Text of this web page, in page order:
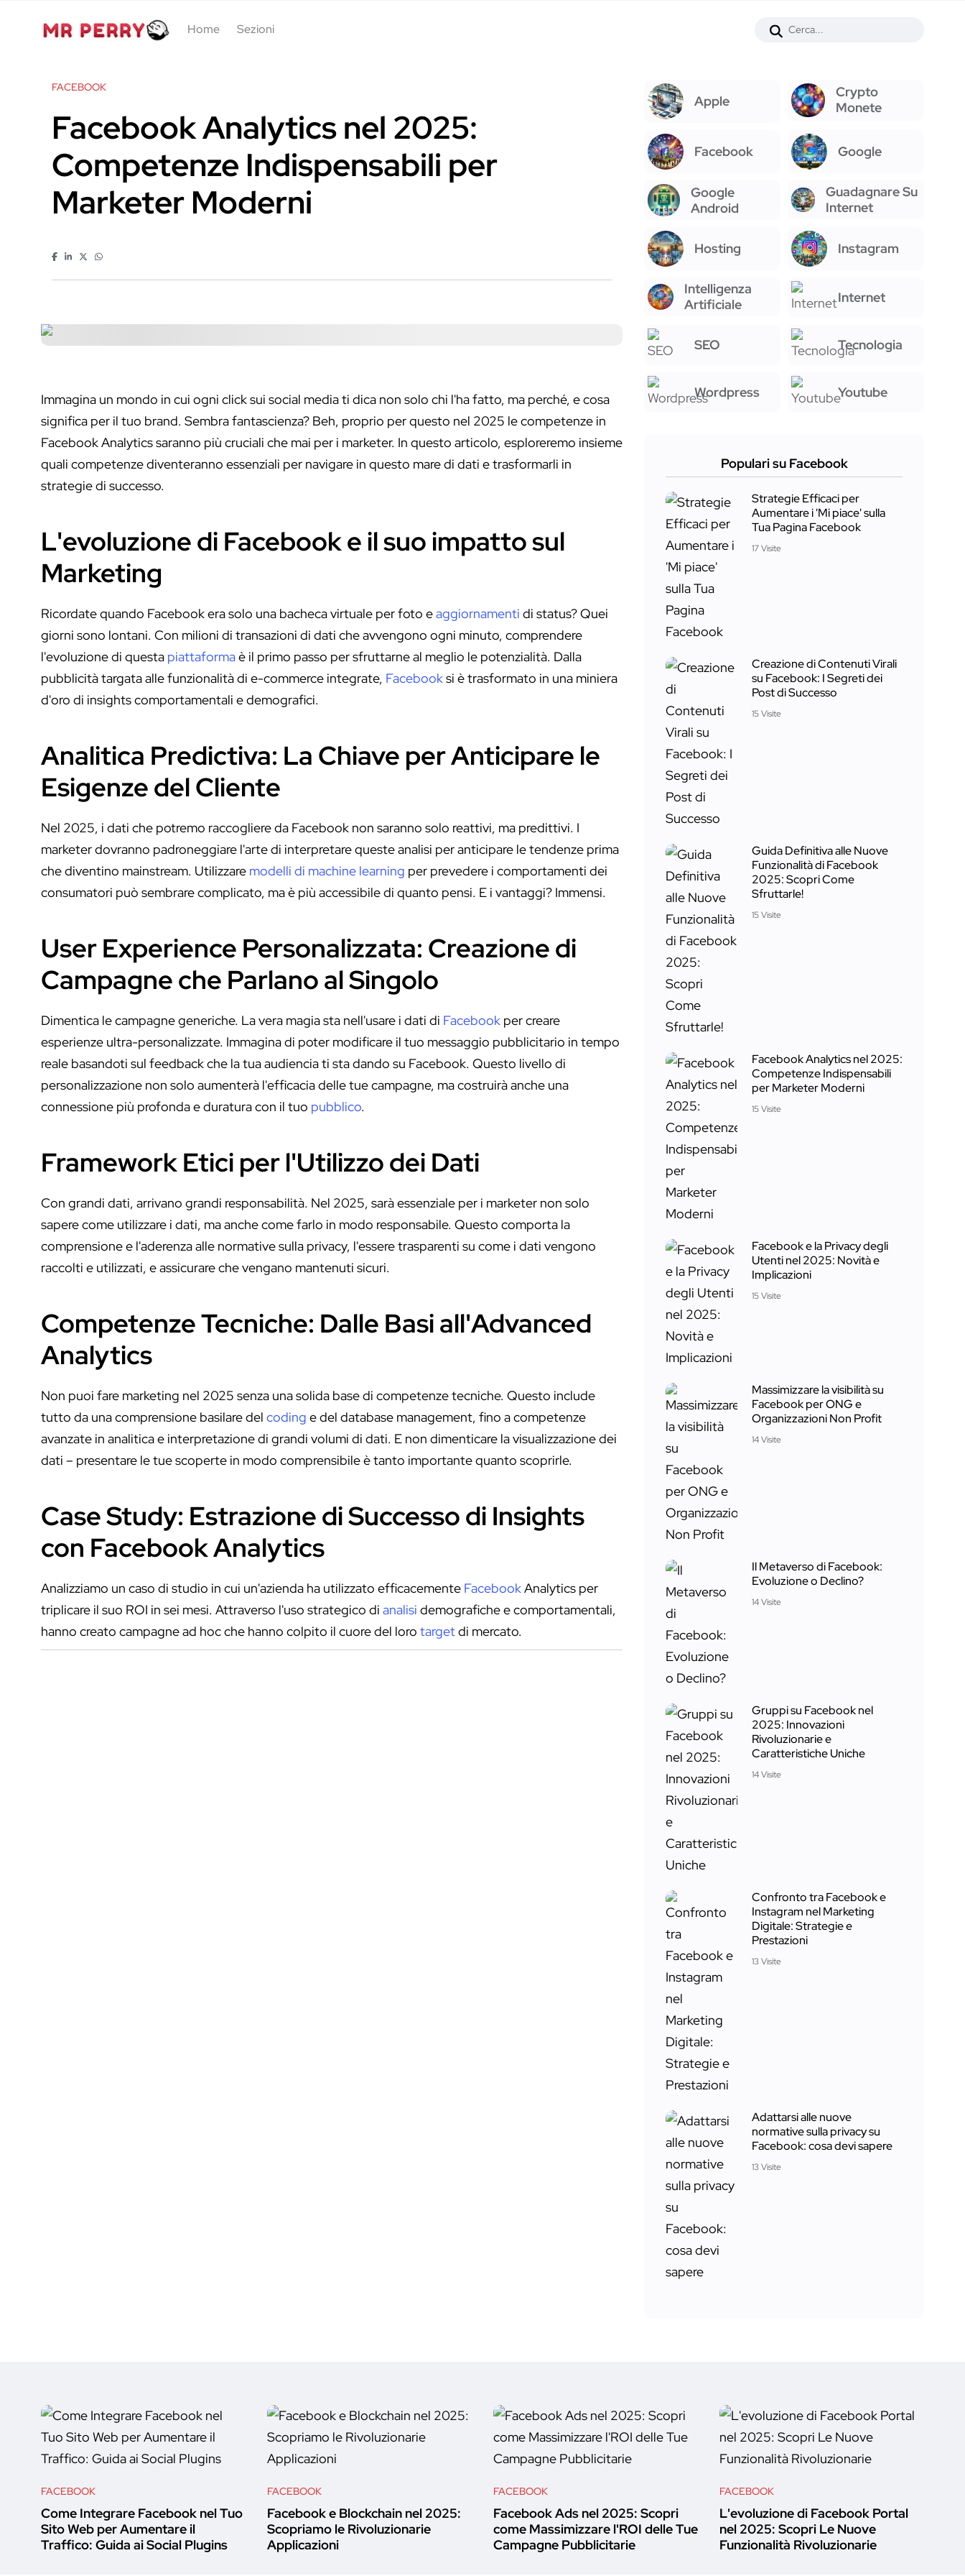
Home Sezioni
FACEBOOK
Facebook Analytics nel 2025:
Competenze Indispensabili per
Marketer Moderni
Immagina un mondo in cui ogni click sui social media ti dica non solo chi l'ha fatto, ma perché, e cosa
significa per il tuo brand. Sembra fantascienza? Beh, proprio per questo nel 2025 le competenze in
Facebook Analytics saranno più cruciali che mai per i marketer. In questo articolo, esploreremo insieme
quali competenze diventeranno essenziali per navigare in questo mare di dati e trasformarli in
strategie di successo.
L'evoluzione di Facebook e il suo impatto sul
Marketing
Ricordate quando Facebook era solo una bacheca virtuale per foto eaggiornamenti di status? Quei
giorni sono lontani. Con milioni di transazioni di dati che avvengono ogni minuto, comprendere
l'evoluzione di questa piattaformaè il primo passo per sfruttarne al meglio le potenzialità. Dalla
pubblicità targata alle funzionalità di e-commerce integrate, Facebooksi è trasformato in una miniera
d'oro di insights comportamentali e demografici.
Analitica Predictiva: La Chiave per Anticipare le
Esigenze del Cliente
Nel 2025, i dati che potremo raccogliere da Facebook non saranno solo reattivi, ma predittivi. I
marketer dovranno padroneggiare l'arte di interpretare queste analisi per anticipare le tendenze prima
che diventino mainstream. Utilizzare modelli di machine learning per prevedere i comportamenti dei
consumatori può sembrare complicato, ma è più accessibile di quanto pensi. E i vantaggi? Immensi.
User Experience Personalizzata: Creazione di
Campagne che Parlano al Singolo
Dimentica le campagne generiche. La vera magia sta nell'usare i dati di Facebook per creare
esperienze ultra-personalizzate. Immagina di poter modificare il tuo messaggio pubblicitario in tempo
reale basandoti sul feedback che la tua audiencia ti sta dando su Facebook. Questo livello di
personalizzazione non solo aumenterà l'efficacia delle tue campagne, ma costruirà anche una
connessione più profonda e duratura con il tuo pubblico.
Framework Etici per l'Utilizzo dei Dati
Con grandi dati, arrivano grandi responsabilità. Nel 2025, sarà essenziale per i marketer non solo
sapere come utilizzare i dati, ma anche come farlo in modo responsabile. Questo comporta la
comprensione e l'aderenza alle normative sulla privacy, l'essere trasparenti su come i dati vengono
raccolti e utilizzati, e assicurare che vengano mantenuti sicuri.
Competenze Tecniche: Dalle Basi all'Advanced
Analytics
Non puoi fare marketing nel 2025 senza una solida base di competenze tecniche. Questo include
tutto da una comprensione basilare del coding e del database management, fino a competenze
avanzate in analitica e interpretazione di grandi volumi di dati. E non dimenticare la visualizzazione dei
dati – presentare le tue scoperte in modo comprensibile è tanto importante quanto scoprirle.
Case Study: Estrazione di Successo di Insights
con Facebook Analytics
Analizziamo un caso di studio in cui un'azienda ha utilizzato efficacemente FacebookAnalytics per
triplicare il suo ROI in sei mesi. Attraverso l'uso strategico di analisi demografiche e comportamentali,
hanno creato campagne ad hoc che hanno colpito il cuore del loro targetdi mercato.
Apple
Crypto
Monete
Facebook Google
Google
Android
Guadagnare Su
Internet
Hosting Instagram
Intelligenza
Artificiale
Internet
SEO Tecnologia
Wordpress Youtube
Populari su Facebook
Strategie Efficaci per
Aumentare i 'Mi piace' sulla
Tua Pagina Facebook
17 Visite
Creazione di Contenuti Virali
su Facebook: I Segreti dei
Post di Successo
15 Visite
Guida Definitiva alle Nuove
Funzionalità di Facebook
2025: Scopri Come
Sfruttarle!
15 Visite
Facebook Analytics nel 2025:
Competenze Indispensabili
per Marketer Moderni
15 Visite
Facebook e la Privacy degli
Utenti nel 2025: Novità e
Implicazioni
15 Visite
Massimizzare la visibilità su
Facebook per ONG e
Organizzazioni Non Profit
14 Visite
Il Metaverso di Facebook:
Evoluzione o Declino?
14 Visite
Gruppi su Facebook nel
2025: Innovazioni
Rivoluzionarie e
Caratteristiche Uniche
14 Visite
Confronto tra Facebook e
Instagram nel Marketing
Digitale: Strategie e
Prestazioni
13 Visite
Adattarsi alle nuove
normative sulla privacy su
Facebook: cosa devi sapere
13 Visite
FACEBOOK
Come Integrare Facebook nel Tuo
Sito Web per Aumentare il
Traffico: Guida ai Social Plugins
FACEBOOK
Facebook e Blockchain nel 2025:
Scopriamo le Rivoluzionarie
Applicazioni
FACEBOOK
Facebook Ads nel 2025: Scopri
come Massimizzare l'ROI delle Tue
Campagne Pubblicitarie
FACEBOOK
L'evoluzione di Facebook Portal
nel 2025: Scopri Le Nuove
Funzionalità Rivoluzionarie